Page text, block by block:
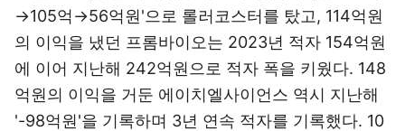
→105억→56억원'으로 롤러코스터를 탔고, 114억원
의 이익을 냈던 프롬바이오는 2023년 적자 154억원
에 이어 지난해 242억원으로 적자 폭을 키웠다. 148
억원의 이익을 거둔 에이치엘사이언스 역시 지난해
'-98억원'을 기록하며 3년 연속 적자를 기록했다. 10